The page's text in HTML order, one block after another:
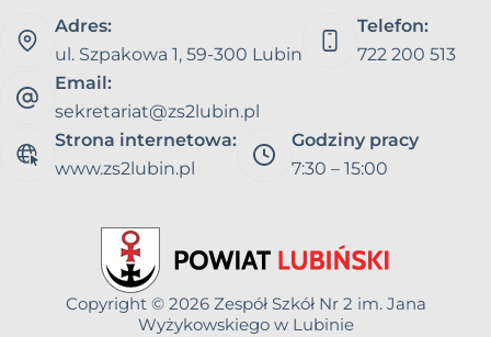
Adres:
ul. Szpakowa 1, 59-300 Lubin
Telefon:
722 200 513
Email:
sekretariat@zs2lubin.pl
Strona internetowa:
www.zs2lubin.pl
Godziny pracy
7:30 – 15:00
Copyright © 2026 Zespół Szkół Nr 2 im. Jana
Wyżykowskiego w Lubinie